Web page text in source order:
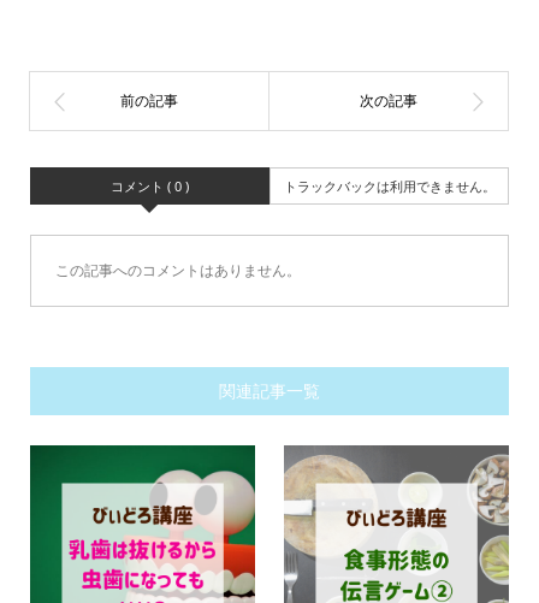
コメント ( 0 ) トラックバックは利用できません。
この記事へのコメントはありません。
関連記事一覧